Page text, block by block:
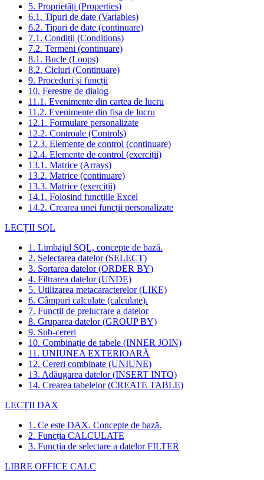
5. Proprietăți (Properties)
6.1. Tipuri de date (Variables)
6.2. Tipuri de date (continuare)
7.1. Condiții (Conditions)
7.2. Termeni (continuare)
8.1. Bucle (Loops)
8.2. Cicluri (Continuare)
9. Proceduri și funcții
10. Ferestre de dialog
11.1. Evenimente din cartea de lucru
11.2. Evenimente din fișa de lucru
12.1. Formulare personalizate
12.2. Controale (Controls)
12.3. Elemente de control (continuare)
12.4. Elemente de control (exerciții)
13.1. Matrice (Arrays)
13.2. Matrice (continuare)
13.3. Matrice (exerciții)
14.1. Folosind funcțiile Excel
14.2. Crearea unei funcții personalizate
LECȚII SQL
1. Limbajul SQL, concepte de bază.
2. Selectarea datelor (SELECT)
3. Sortarea datelor (ORDER BY)
4. Filtrarea datelor (UNDE)
5. Utilizarea metacaracterelor (LIKE)
6. Câmpuri calculate (calculate).
7. Funcții de prelucrare a datelor
8. Gruparea datelor (GROUP BY)
9. Sub-cereri
10. Combinație de tabele (INNER JOIN)
11. UNIUNEA EXTERIOARĂ
12. Cereri combinate (UNIUNE)
13. Adăugarea datelor (INSERT INTO)
14. Crearea tabelelor (CREATE TABLE)
LECȚII DAX
1. Ce este DAX. Concepte de bază.
2. Funcția CALCULATE
3. Funcția de selectare a datelor FILTER
LIBRE OFFICE CALC